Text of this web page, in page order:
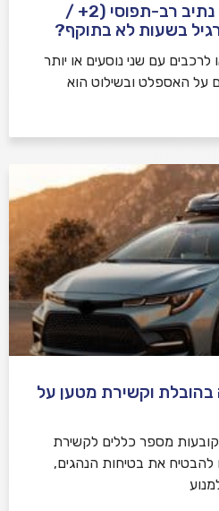
נתיב 2+ חוקים | האם נתיב רב-תפוסי (2+ /
בשעות לא בתוקף?
לרכבים עם שני נוסעים או יותר
על האספלט ובשילוט הוא
וקשירת מטען על
מספר כללים לקשירת
להבטיח את בטיחות הנהגים,